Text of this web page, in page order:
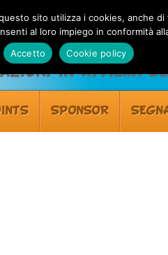
in Riviera
SPONSOR
sito utilizza i cookies, anche
al loro impiego in conformità
Accetto
Cookie policy